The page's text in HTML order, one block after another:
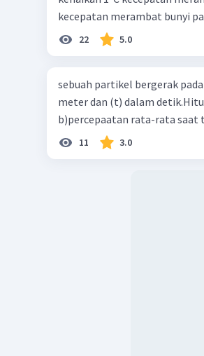
kecepatan merambat bunyi
22 5.0
sebuah partikel bergerak
meter dan (t) dalam
b)percepaatan rata-rata saat
11 3.0